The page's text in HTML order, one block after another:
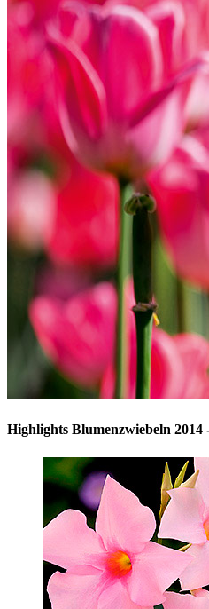
Highlights Blumenzwiebeln 2014